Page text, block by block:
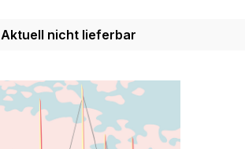
Aktuell nicht lieferbar